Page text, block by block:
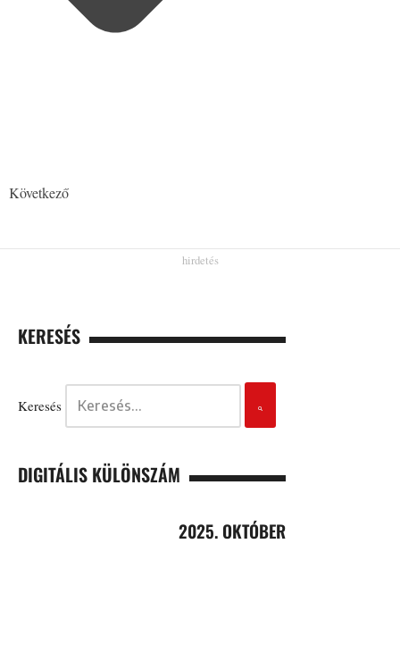
Következő
KERESÉS
Keresés
DIGITÁLIS KÜLÖNSZÁM
2025. OKTÓBER